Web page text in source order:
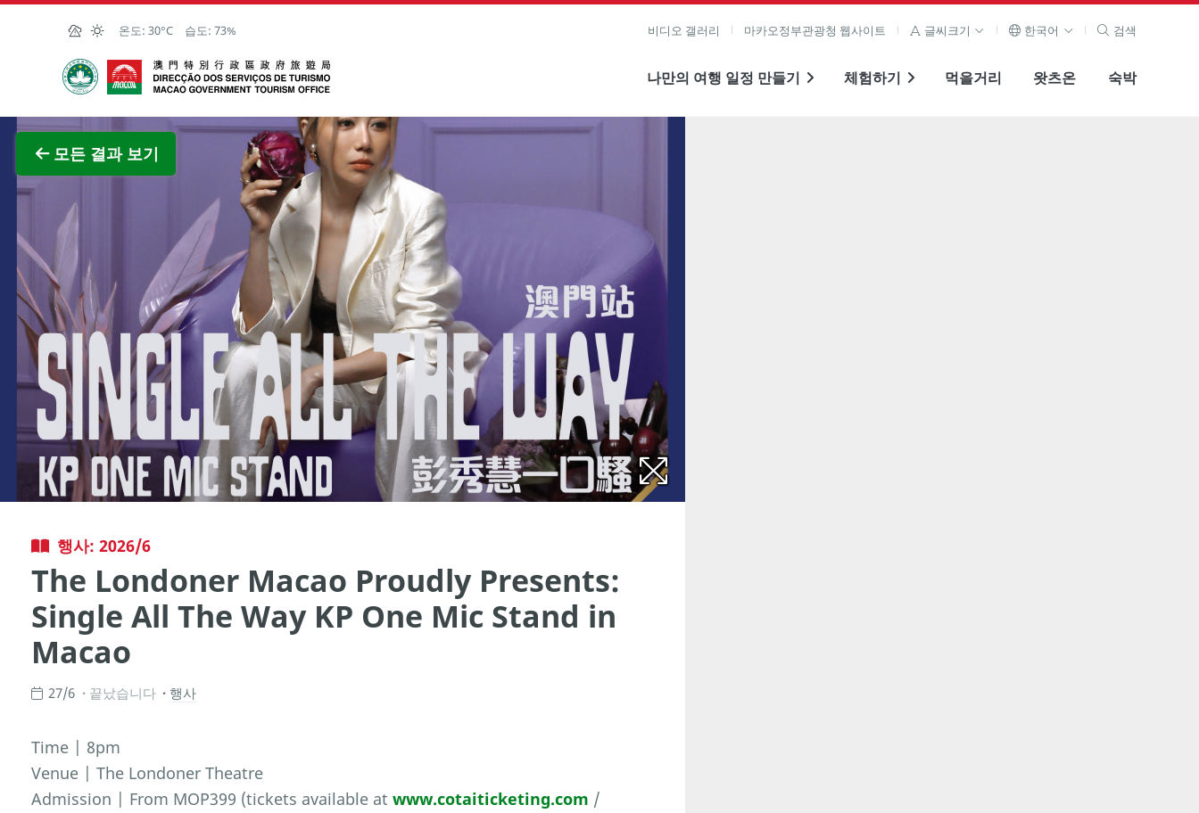
Skip to Main Content
온도: 30°C 습도: 73% 비디오 갤러리 마카오정부관광청 웹사이트 글씨크기 한국어 검색
마카오정부관광청
나만의 여행 일정 만들기 체험하기 먹을거리 왓츠온 숙박
모든 결과 보기
전체 이미지 보기
행사: 2026/6
The Londoner Macao Proudly Presents:
Single All The Way KP One Mic Stand in
Macao
27/6 끝났습니다 행사
Time | 8pm
Venue | The Londoner Theatre
Admission | From MOP399 (tickets available atwww.cotaiticketing.com /